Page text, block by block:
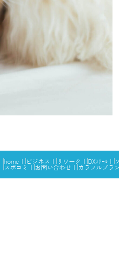
home ビジネス リワーク DXｽｸｰﾙ
スポコミ お問い合わせ カラフルブラ